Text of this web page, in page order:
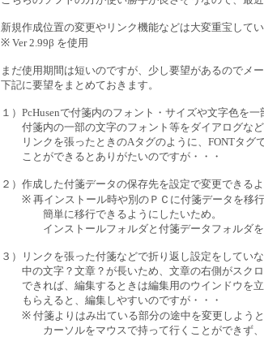
新規作成位置の変更やリンク機能などは大変重宝してい
※ Ver 2.99β を使用
まだ使用期間は短いのですが、少し要望があるのでメ
下記に要望をまとめておきます。
１）PcHusenで付箋内のフォント・サイズや文字色を
付箋内の一部の文字のフォント等をダイアログなど
リンクを張ったときのAタグのように、FONTタグ
ことができるとありがたいのですが・・・
２）作成した付箋データの保存先を設定で変更できる
※ 再インストール時や別のＰＣに付箋データを移行
簡単に移行できるようにしたいため。
インストールフォルダと付箋データフォルダを
３）リンクを張った付箋などで折り返し設定をしてい
中の文字？文章？が長いため、文章の右側がスクロ
できれば、編集するときは編集用のウインドウを立
もらえると、編集しやすいのですが・・・
※ 付箋よりはみ出ている部分の途中を変更しようと
カーソルをマウスで持って行くことができず、キ